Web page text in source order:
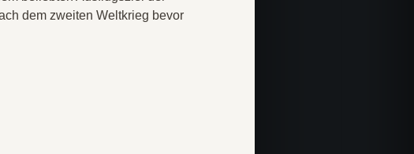
dem zweiten Weltkrieg bevor